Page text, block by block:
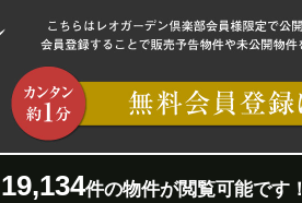
19,134件の物件が閲覧可能です！